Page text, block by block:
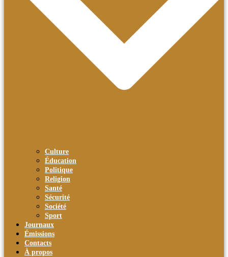
Culture
Éducation
Politique
Religion
Santé
Sécurité
Société
Sport
Journaux
Émissions
Contacts
À propos